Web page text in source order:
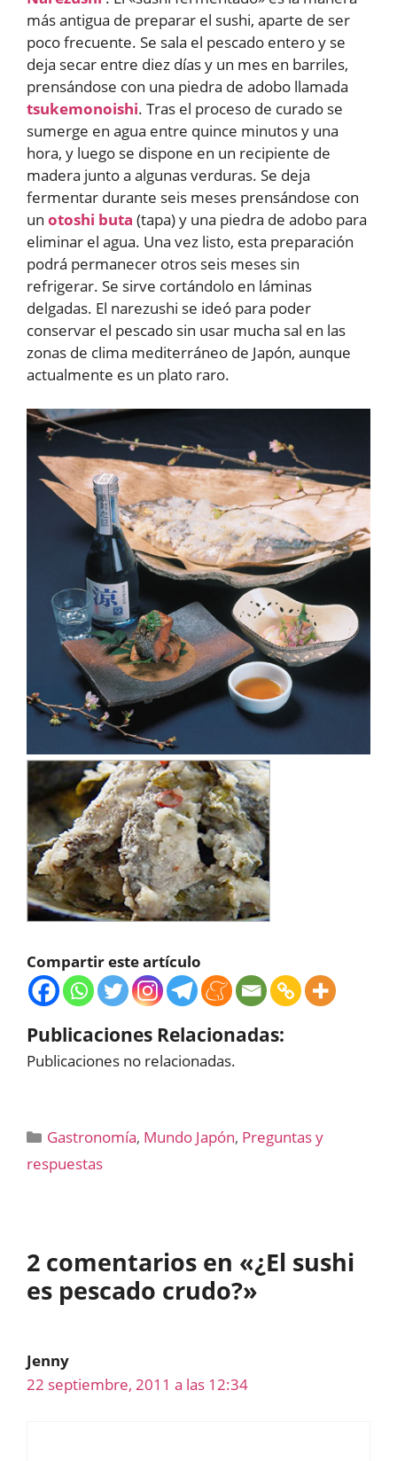
más antigua de preparar el sushi, aparte de ser
poco frecuente. Se sala el pescado entero y se
deja secar entre diez días y un mes en barriles,
prensándose con una piedra de adobo llamada
tsukemonoishi. Tras el proceso de curado se
sumerge en agua entre quince minutos y una
hora, y luego se dispone en un recipiente de
madera junto a algunas verduras. Se deja
fermentar durante seis meses prensándose con
un otoshi buta (tapa) y una piedra de adobo para
eliminar el agua. Una vez listo, esta preparación
podrá permanecer otros seis meses sin
refrigerar. Se sirve cortándolo en láminas
delgadas. El narezushi se ideó para poder
conservar el pescado sin usar mucha sal en las
zonas de clima mediterráneo de Japón, aunque
actualmente es un plato raro.
Compartir este artículo
Publicaciones Relacionadas:
Publicaciones no relacionadas.
Categorías
Gastronomía, Mundo Japón, Preguntas y
respuestas
2 comentarios en «¿El sushi
es pescado crudo?»
Jenny
22 septiembre, 2011 a las 12:34